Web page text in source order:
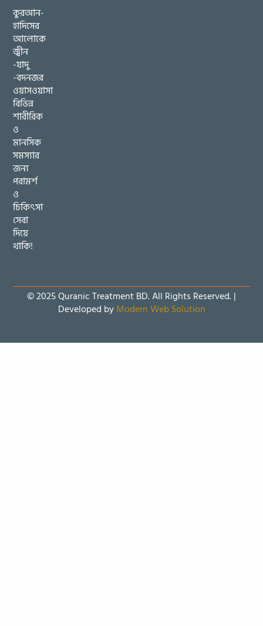
কুরআন-
হাদিসের
আলোকে
জ্বীন
-যাদু
-বদনজর
ওয়াসওয়াসা
বিভিন্ন
শারীরিক
ও
মানসিক
সমস্যার
জন্য
পরামর্শ
ও
চিকিৎসা
সেবা
দিয়ে
থাকি!
© 2025 Quranic Treatment BD. All Rights Reserved. |
Developed byModern Web Solution